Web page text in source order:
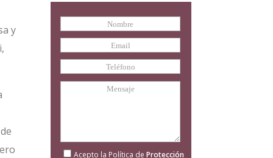
y
Acepto la Política deProtección